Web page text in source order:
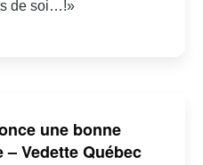
de soi…!»
une bonne
Vedette Québec